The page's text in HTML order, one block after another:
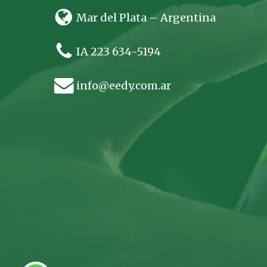
Mar del Plata – Argentina
IA 223 634-5194
info@eedy.com.ar